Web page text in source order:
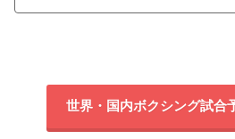
世界・国内ボクシング試合